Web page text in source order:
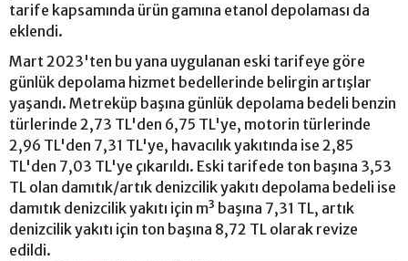
tarife kapsamında ürün gamına etanol depolaması da
eklendi.
Mart 2023'ten bu yana uygulanan eski tarifeye göre
günlük depolama hizmet bedellerinde belirgin artışlar
yaşandı. Metreküp başına günlük depolama bedeli benzin
türlerinde 2,73 TL'den 6,75 TL'ye, motorin türlerinde
2,96 TL'den 7,31 TL'ye, havacılık yakıtında ise 2,85
TL'den 7,03 TL'ye çıkarıldı. Eski tarifede ton başına 3,53
TL olan damıtık/artık denizcilik yakıtı depolama bedeli ise
damıtık denizcilik yakıtı için m³ başına 7,31 TL, artık
denizcilik yakıtı için ton başına 8,72 TL olarak revize
edildi.